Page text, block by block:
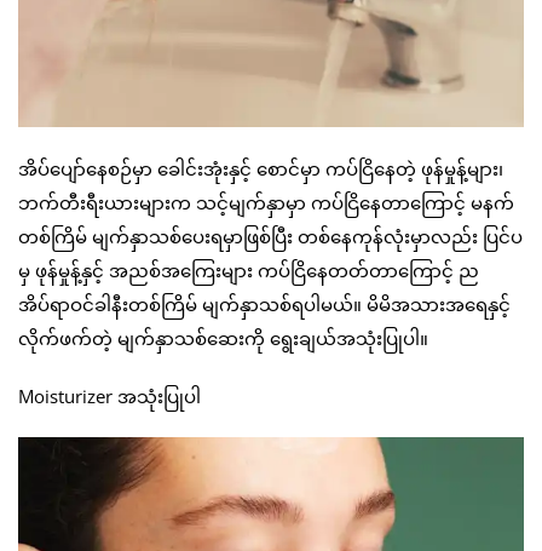
အိပ်ပျော်နေစဉ်မှာ ခေါင်းအုံးနှင့် စောင်မှာ ကပ်ငြိနေတဲ့ ဖုန်မှုန့်များ၊
ဘက်တီးရီးယားများက သင့်မျက်နှာမှာ ကပ်ငြိနေတာကြောင့် မနက်
တစ်ကြိမ် မျက်နှာသစ်ပေးရမှာဖြစ်ပြီး တစ်နေကုန်လုံးမှာလည်း ပြင်ပ
မှ ဖုန်မှုန့်နှင့် အညစ်အကြေးများ ကပ်ငြိနေတတ်တာကြောင့် ည
အိပ်ရာဝင်ခါနီးတစ်ကြိမ် မျက်နှာသစ်ရပါမယ်။ မိမိအသားအရေနှင့်
လိုက်ဖက်တဲ့ မျက်နှာသစ်ဆေးကို ရွေးချယ်အသုံးပြုပါ။
Moisturizer အသုံးပြုပါ